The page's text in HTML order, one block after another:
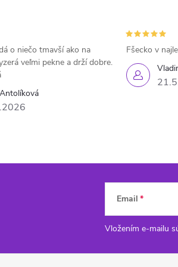
o niečo tmavší ako na
veľmi pekne a drží dobre.
Fšecko v
Email
Vložením e-mailu